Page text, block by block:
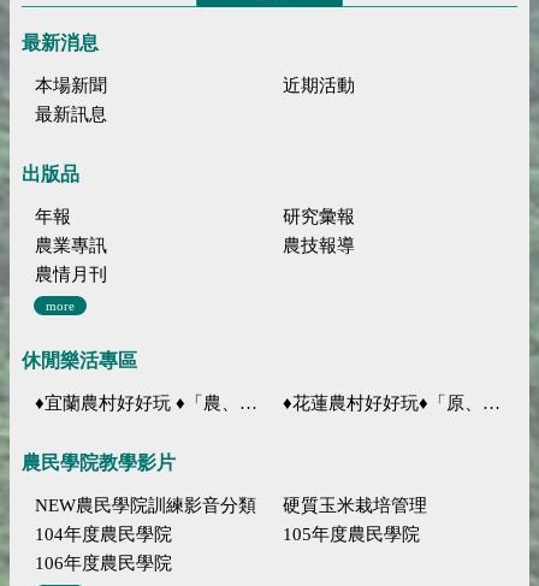
最新消息
本場新聞
近期活動
最新訊息
出版品
年報
研究彙報
農業專訊
農技報導
農情月刊
more
休閒樂活專區
♦宜蘭農村好好玩 ♦「農、藝、山、水」四條遊程推薦 ♦花蓮農村好好玩♦「原、生、慢、活」四條遊程推薦
農民學院教學影片
NEW農民學院訓練影音分類
硬質玉米栽培管理
104年度農民學院
105年度農民學院
106年度農民學院